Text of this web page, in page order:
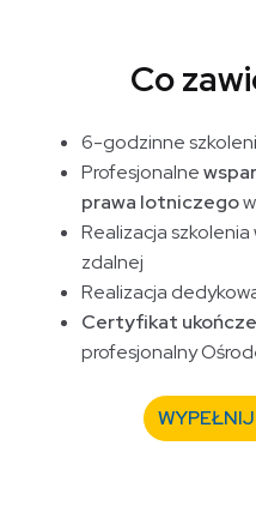
Co
6-godzinne
Profesjonalne
prawa lotniczego
Realizacja
zdalnej
Realizacja
Certyfikat
profesjonalny